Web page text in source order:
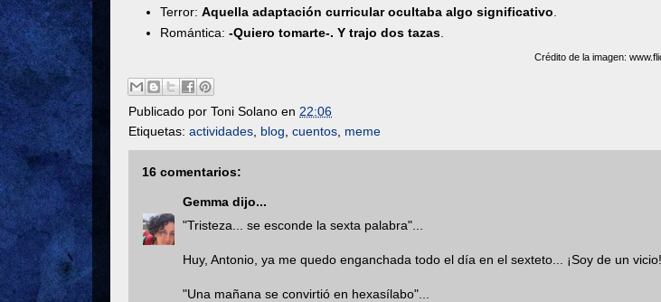
Terror: Aquella adaptación curricular ocultaba algo significativo
Romántica: -Quiero tomarte-. Y trajo dos tazas
Crédito de la imagen:
Publicado por Toni Solano en 22:06
Etiquetas: actividades blog cuentos meme
16 comentarios:
Gemma dijo...
"Tristeza... se esconde la sexta palabra"...
Huy, Antonio, ya me quedo enganchada todo el día en el sexteto... ¡Soy de un
"Una mañana se convirtió en hexasílabo"...